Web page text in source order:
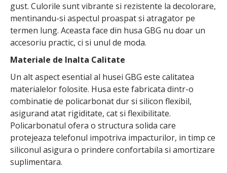
gust. Culorile sunt vibrante si rezistente la decolorare,
mentinandu-si aspectul proaspat si atragator pe
termen lung. Aceasta face din husa GBG nu doar un
accesoriu practic, ci si unul de moda.
Materiale de Inalta Calitate
Un alt aspect esential al husei GBG este calitatea
materialelor folosite. Husa este fabricata dintr-o
combinatie de policarbonat dur si silicon flexibil,
asigurand atat rigiditate, cat si flexibilitate.
Policarbonatul ofera o structura solida care
protejeaza telefonul impotriva impacturilor, in timp ce
siliconul asigura o prindere confortabila si amortizare
suplimentara.